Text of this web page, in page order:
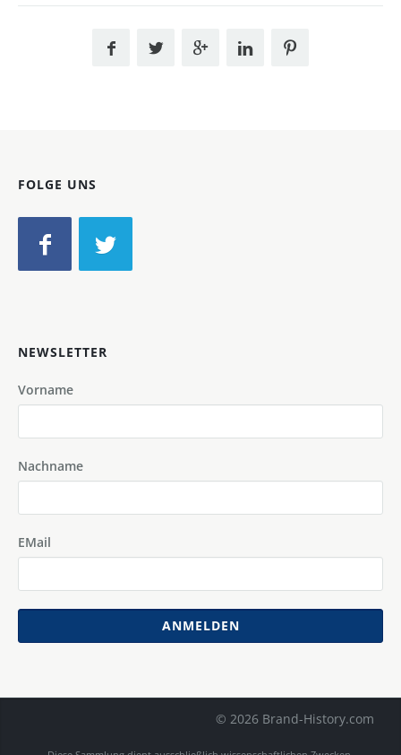
FOLGE UNS
NEWSLETTER
Vorname
Nachname
EMail
ANMELDEN
© 2026 Brand-History.com